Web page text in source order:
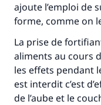
ajoute l’emploi de
forme, comme on
La prise de
aliments au cours
les effets pendant
est interdit c’est
de l’aube et le